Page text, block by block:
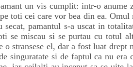
un vis cumplit: intr-o anume
toti cei care vor bea din ea.
secat, pamantul s-a uscat in
se miscau si se purtau cu totul
stransese el, dar a fost luat
singuratate si de faptul ca nu